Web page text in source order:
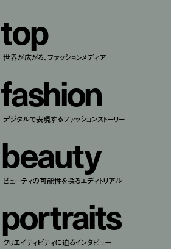
top
世界が広がる、ファッションメディア
fashion
デジタルで表現するファッションストーリー
beauty
ビューティの可能性を探るエディトリアル
portraits
クリエイティビティに迫るインタビュー